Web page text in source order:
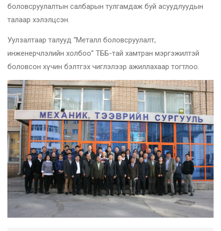
боловсруулалтын салбарын тулгамдаж буй асуудлуудын
талаар хэлэлцсэн.
Уулзалтаар талууд “Металл боловсруулалт,
инженерчлэлийн холбоо” ТББ-тай хамтран мэргэжилтэй
боловсон хүчин бэлтгэх чиглэлээр ажиллахаар тогтлоо.